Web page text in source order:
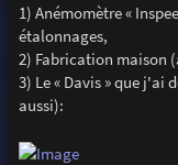
1) Anémomètre «
étalonnages,
2) Fabrication maison
3) Le « Davis » que j'ai
aussi):